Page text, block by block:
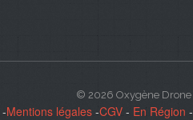
© 2026 Oxygène Drone
-Mentions légales -CGV - En Région -